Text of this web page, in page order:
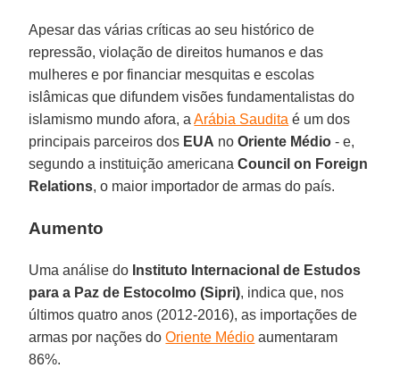
Apesar das várias críticas ao seu histórico de
repressão, violação de direitos humanos e das
mulheres e por financiar mesquitas e escolas
islâmicas que difundem visões fundamentalistas do
islamismo mundo afora, aArábia Saudita é um dos
principais parceiros dos EUA noOriente Médio - e,
segundo a instituição americanaCouncil on Foreign
Relations, o maior importador de armas do país.
Aumento
Uma análise do Instituto Internacional de Estudos
para a Paz de Estocolmo (Sipri), indica que, nos
últimos quatro anos (2012-2016), as importações de
armas por nações doOriente Médio aumentaram
86%.